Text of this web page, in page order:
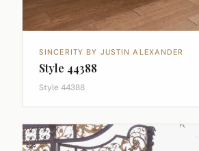
SINCERITY BY JUSTIN ALEXANDER
Style 44388
Style 44388